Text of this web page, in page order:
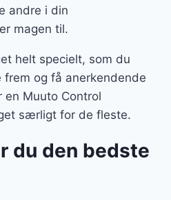
andre i din
magen til.
helt specielt, som du
og få anerkendende
en Muuto Control
særligt for de fleste.
du den bedste